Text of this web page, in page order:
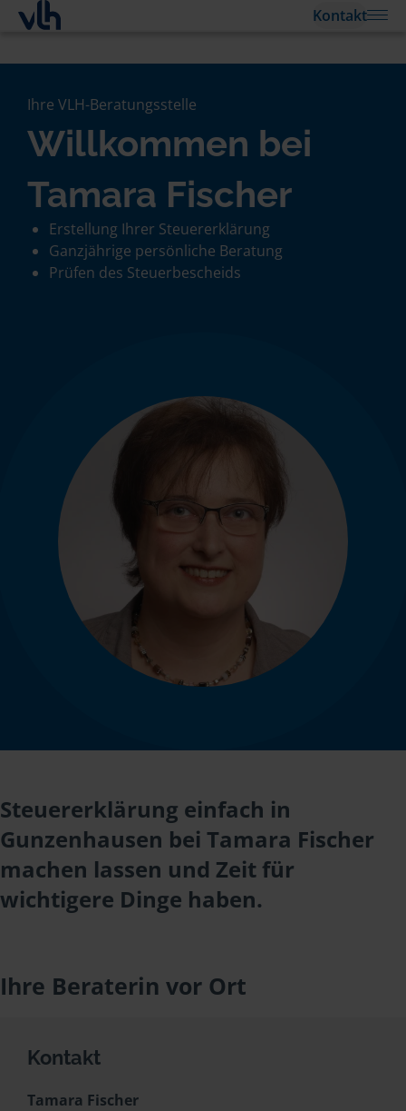
Kontakt
Ihre VLH-Beratungsstelle
Willkommen bei
Tamara Fischer
Erstellung Ihrer Steuererklärung
Ganzjährige persönliche Beratung
Prüfen des Steuerbescheids
Steuererklärung einfach in
Gunzenhausen bei Tamara Fischer
machen lassen und Zeit für
wichtigere Dinge haben.
Ihre Beraterin vor Ort
Kontakt
Tamara Fischer